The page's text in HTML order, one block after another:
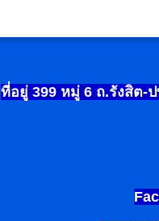
ที่อยู่ 399 หมู่ 6 ถ.รังสิต-